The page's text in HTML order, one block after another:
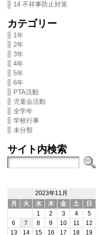
14 不祥事防止対策
カテゴリー
1年
2年
3年
4年
5年
6年
PTA活動
児童会活動
全学年
学校行事
未分類
サイト内検索
2023年11月
月
火 水 木 金 土 日
1 2 3 4
5
6
7 8 9 10 11
12
13
14 15 16 17 18
19